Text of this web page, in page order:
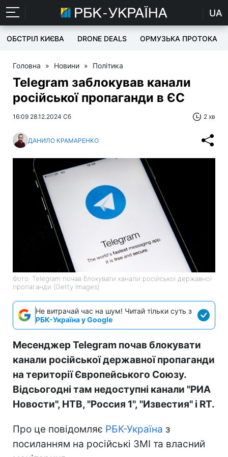
UA
ОБСТРІЛ КИЄВА DRONE DEALS ОРМУЗЬКА ПРОТОКА
Головна » Новини » Політика
Telegram заблокував канали
російської пропаганди в ЄС
16:09 28.12.2024 Сб 2 хв
ДАНИЛО КРАМАРЕНКО
Фото: Telegram почав блокувати канали російської державної
пропаганди (Getty Images)
Не витрачай час на шум! Читай тільки суть з
РБК-Україна у Google
Месенджер Telegram почав блокувати
канали російської державної пропаганди
на території Європейського Союзу.
Відсьогодні там недоступні канали "РИА
Новости", НТВ, "Россия 1", "Известия" і RT.
Про це повідомляє РБК-Україна з
посиланням на російські ЗМІ та власний